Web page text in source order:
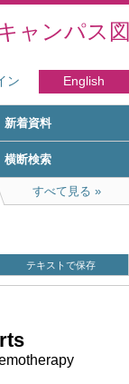
ャンパス
ン English
新着資料
横断検索
すべて見る
テキストで保存